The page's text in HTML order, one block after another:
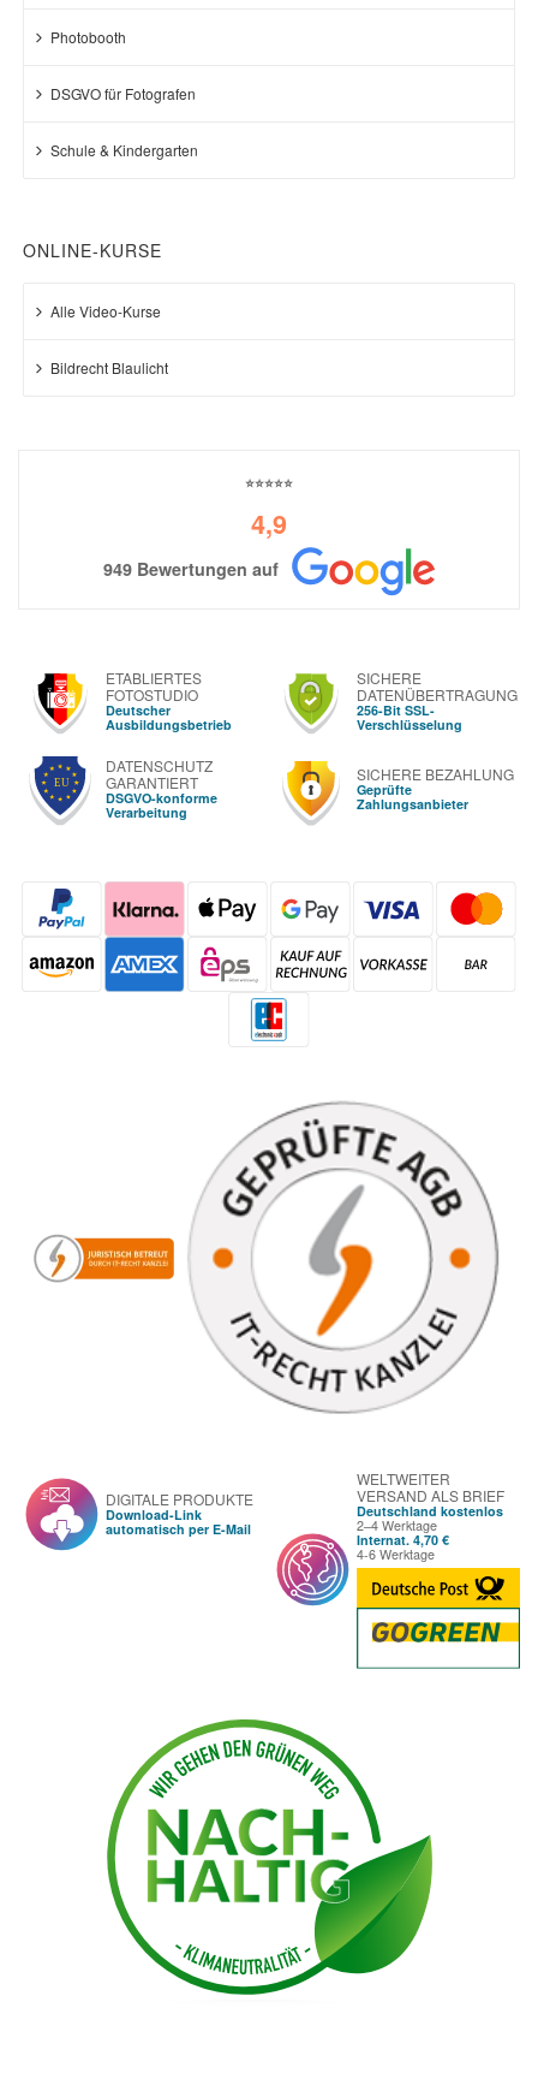
Photobooth
DSGVO für Fotografen
Schule & Kindergarten
ONLINE-KURSE
Alle Video-Kurse
Bildrecht Blaulicht
⭐⭐⭐⭐⭐
4,9
949 Bewertungen auf
ETABLIERTES
FOTOSTUDIO
Deutscher
Ausbildungsbetrieb
SICHERE
DATENÜBERTRAGUNG
256-Bit SSL-
Verschlüsselung
DATENSCHUTZ
GARANTIERT
DSGVO-konforme
Verarbeitung
SICHERE BEZAHLUNG
Geprüfte
Zahlungsanbieter
DIGITALE PRODUKTE
Download-Link
automatisch per E-Mail
WELTWEITER
VERSAND ALS BRIEF
Deutschland kostenlos
2–4 Werktage
Internat. 4,70 €
4-6 Werktage